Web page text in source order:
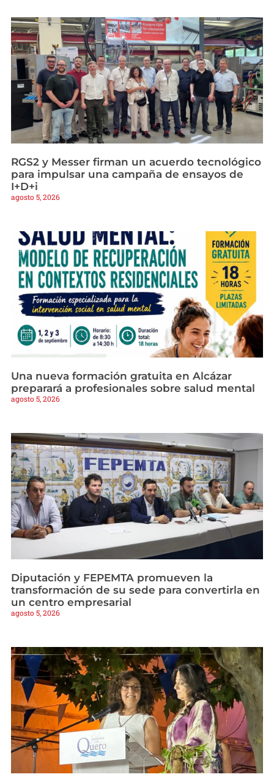
RGS2 y Messer firman un acuerdo tecnológico
para impulsar una campaña de ensayos de
I+D+i
agosto 5, 2026
Una nueva formación gratuita en Alcázar
preparará a profesionales sobre salud mental
agosto 5, 2026
Diputación y FEPEMTA promueven la
transformación de su sede para convertirla en
un centro empresarial
agosto 5, 2026